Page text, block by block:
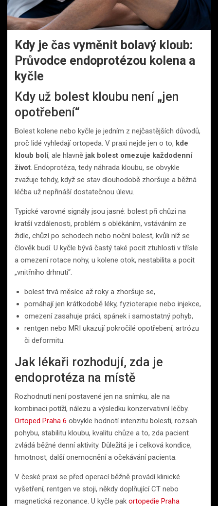
Kdy je čas vyměnit bolavý kloub:
Průvodce endoprotézou kolena a
kyčle
Kdy už bolest kloubu není „jen
opotřebení“
Bolest kolene nebo kyčle je jedním z nejčastějších důvodů,
proč lidé vyhledají ortopeda. V praxi nejde jen o to, kde
kloub bolí, ale hlavně jak bolest omezuje každodenní
život . Endoprotéza, tedy náhrada kloubu, se obvykle
zvažuje tehdy, když se stav dlouhodobě zhoršuje a běžná
léčba už nepřináší dostatečnou úlevu.
Typické varovné signály jsou jasné: bolest při chůzi na
kratší vzdálenosti, problém s oblékáním, vstáváním ze
židle, chůzí po schodech nebo noční bolest, kvůli níž se
člověk budí. U kyčle bývá častý také pocit ztuhlosti v třísle
a omezení rotace nohy, u kolene otok, nestabilita a pocit
„vnitřního drhnutí“.
bolest trvá měsíce až roky a zhoršuje se,
pomáhají jen krátkodobě léky, fyzioterapie nebo injekce,
omezení zasahuje práci, spánek i samostatný pohyb,
rentgen nebo MRI ukazují pokročilé opotřebení, artrózu
či deformitu.
Jak lékaři rozhodují, zda je
endoprotéza na místě
Rozhodnutí není postavené jen na snímku, ale na
kombinaci potíží, nálezu a výsledku konzervativní léčby.
Ortoped Praha 6 obvykle hodnotí intenzitu bolesti, rozsah
pohybu, stabilitu kloubu, kvalitu chůze a to, zda pacient
zvládá běžné denní aktivity. Důležitá je i celková kondice,
hmotnost, další onemocnění a očekávání pacienta.
V české praxi se před operací běžně provádí klinické
vyšetření, rentgen ve stoji, někdy doplňující CT nebo
magnetická rezonance. U kyčle pak ortopedie Praha